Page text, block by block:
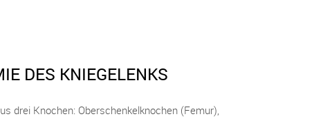
DES KNIEGELENKS
drei Knochen: Oberschenkelknochen (Femur),